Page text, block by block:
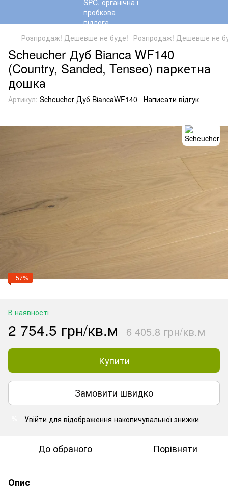
Розпродаж! Дешевше не буде! Розпродаж! Дешевше не
Scheucher Дуб Bianca WF140
(Country, Sanded, Tenseo) паркетна
дошка
Артикул: Scheucher Дуб BiancaWF140 Написати відгук
−57%
В наявності
2 754.5 грн/кв.м 6 405.8 грн/кв.м
Купити
Замовити швидко
Увійти для відображення накопичувальної знижки
До обраного Порівняти
Опис